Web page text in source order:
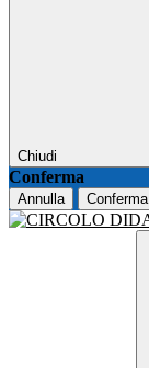
Chiudi
Conferma
Annulla Conferma